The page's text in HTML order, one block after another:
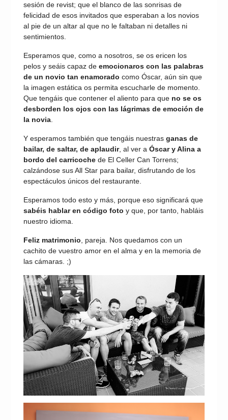
sesión de revist; que el blanco de las sonrisas de
felicidad de esos invitados que esperaban a los novios
al pie de un altar al que no le faltaban ni detalles ni
sentimientos.
Esperamos que, como a nosotros, se os ericen los
pelos y seáis capaz de emocionaros con las palabras
de un novio tan enamorado como Óscar, aún sin que
la imagen estática os permita escucharle de momento.
Que tengáis que contener el aliento para que no se os
desborden los ojos con las lágrimas de emoción de
la novia
Y esperamos también que tengáis nuestras ganas de
bailar, de saltar, de aplaudir, al ver a Óscar y Alina a
bordo del carricoche de El Celler Can Torrens;
calzándose sus All Star para bailar, disfrutando de los
espectáculos únicos del restaurante.
Esperamos todo esto y más, porque eso significará que
sabéis hablar en código foto y que, por tanto, habláis
nuestro idioma.
Feliz matrimonio , pareja. Nos quedamos con un
cachito de vuestro amor en el alma y en la memoria de
las cámaras. ;)